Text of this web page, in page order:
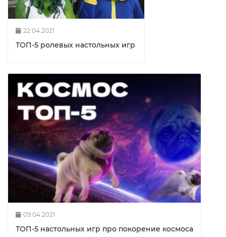
22.04.2021
ТОП-5 ролевых настольных игр
09.04.2021
ТОП-5 настольных игр про покорение космоса